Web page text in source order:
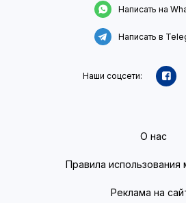
Написать на
Написать в
Наши соцсети:
О нас
Правила использования
Реклама на